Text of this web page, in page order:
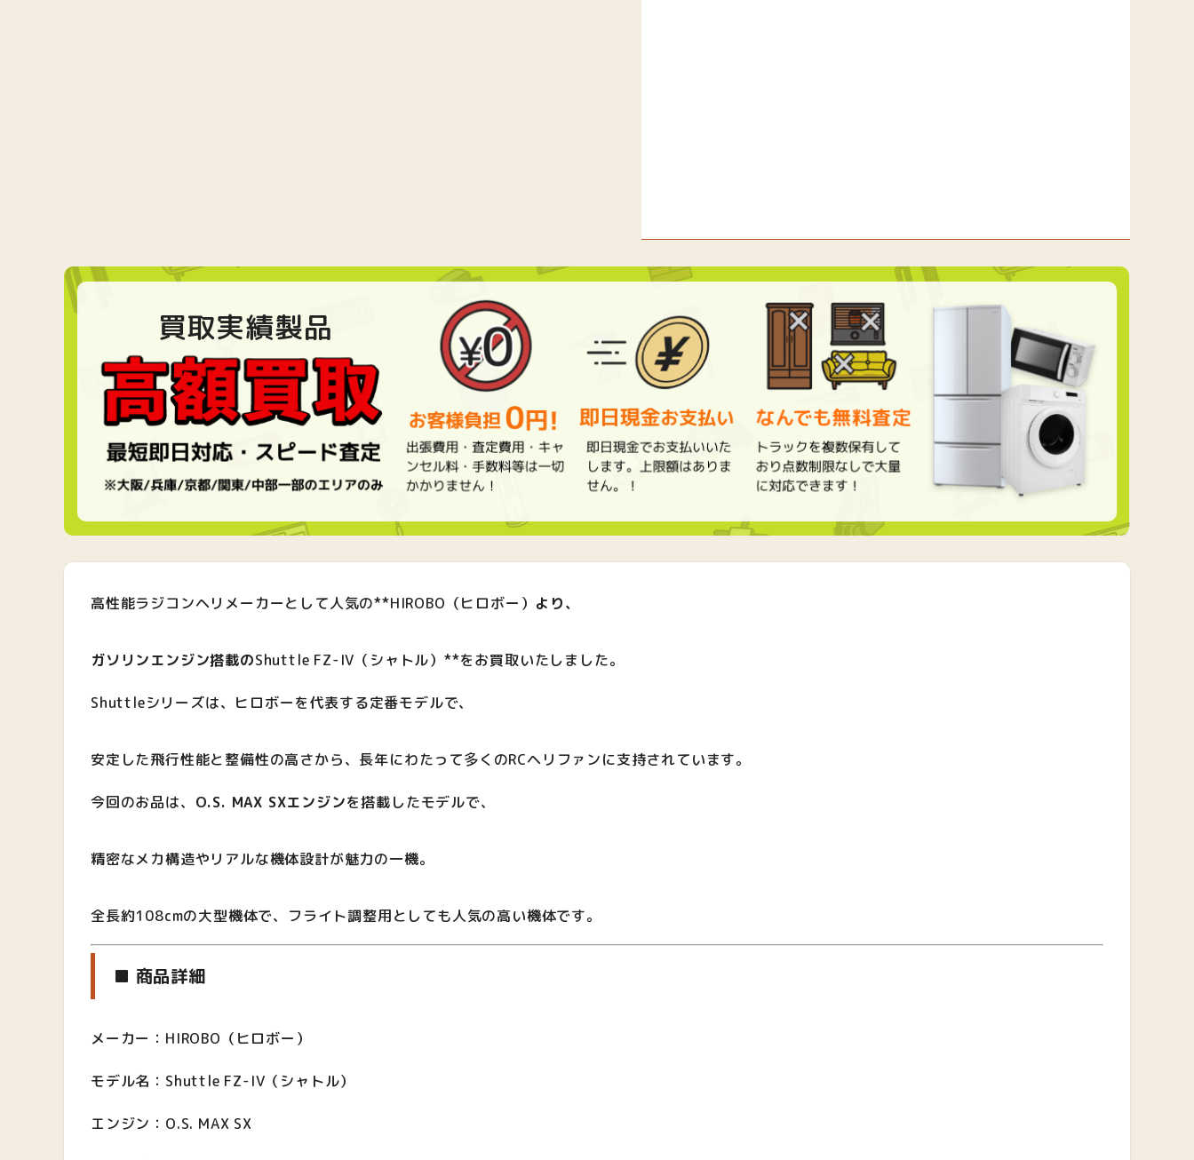
買取実績製品
高性能ラジコンヘリメーカーとして人気の**HIROBO（ヒロボー） より、
ガソリンエンジン搭載のShuttle FZ-IV（シャトル）**をお買取いたしました。
Shuttleシリーズは、ヒロボーを代表する定番モデルで、
安定した飛行性能と整備性の高さから、長年にわたって多くのRCヘリファンに支持されています。
今回のお品は、 O.S. MAX SXエンジンを搭載したモデルで、
精密なメカ構造やリアルな機体設計が魅力の一機。
全長約108cmの大型機体で、フライト調整用としても人気の高い機体です。
■ 商品詳細
メーカー：HIROBO（ヒロボー）
モデル名：Shuttle FZ-IV（シャトル）
エンジン：O.S. MAX SX